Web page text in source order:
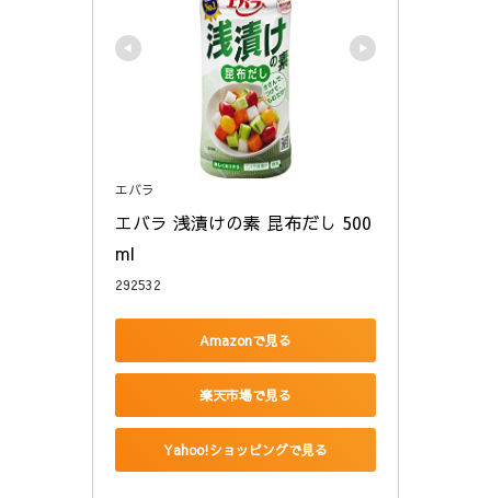
エバラ
エバラ 浅漬けの素 昆布だし 500
ml
292532
Amazonで見る
楽天市場で見る
Yahoo!ショッピングで見る